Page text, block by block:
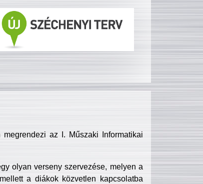
az I. Műszaki Informatikai
olyan verseny szervezése, melyen a
a diákok közvetlen kapcsolatba